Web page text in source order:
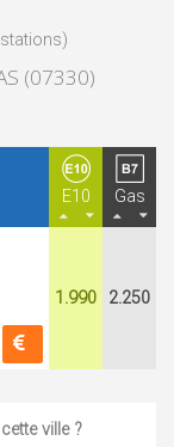
(07330)
E10 Gas
1.990 2.250
ville ?